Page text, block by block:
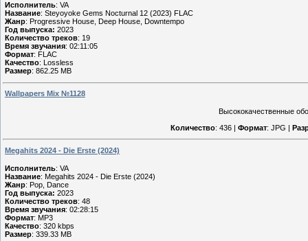
Исполнитель: VA
Название: Steyoyoke Gems Nocturnal 12 (2023) FLAC
Жанр: Progressive House, Deep House, Downtempo
Год выпуска: 2023
Количество треков: 19
Время звучания: 02:11:05
Формат: FLAC
Качество: Lossless
Размер: 862.25 MB
Wallpapers Mix №1128
Высококачественные
Количество: 436 | Формат: JPG |
Megahits 2024 - Die Erste (2024)
Исполнитель: VA
Название: Megahits 2024 - Die Erste (2024)
Жанр: Pop, Dance
Год выпуска: 2023
Количество треков: 48
Время звучания: 02:28:15
Формат: MP3
Качество: 320 kbps
Размер: 339.33 MB